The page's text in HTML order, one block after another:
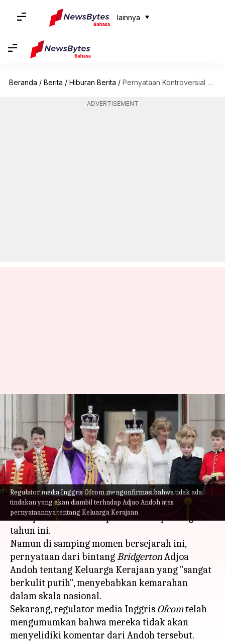
lainnya
Beranda / Berita / Hiburan Berita / Pernyataan Kontroversial Dari Bintang 'Bridgerton' Tengtang Keluarga Kerajaan Inggris
ADVERTISEMENT
Regulator media Inggris Ofcom mengonfirmasi bahwa tidak ada
tindakan yang akan diambil terhadap Adjao Andoh atas
pernyataannya tentang Keluarga Kerajaan
Pernyataan Kontroversial Dari
Bintang 'Bridgerton' Tengtang
Keluarga Kerajaan Inggris
menulis Handoko Jun 06, 2023 01:12 pm
Apa ceritanya
Upacara penobatan Raja Charles III pada 6 Mei
merupakan salah satu peristiwa terpenting
tahun ini.
Namun di samping momen bersejarah ini,
pernyataan dari bintangBridgertonAdjoa
Andoh tentang Keluarga Kerajaan yang "sangat
berkulit putih", menyebabkan kemarahan
dalam skala nasional.
Sekarang, regulator media Inggris Ofcomtelah
mengumumkan bahwa mereka tidak akan
menyelidiki komentar dari Andoh tersebut.